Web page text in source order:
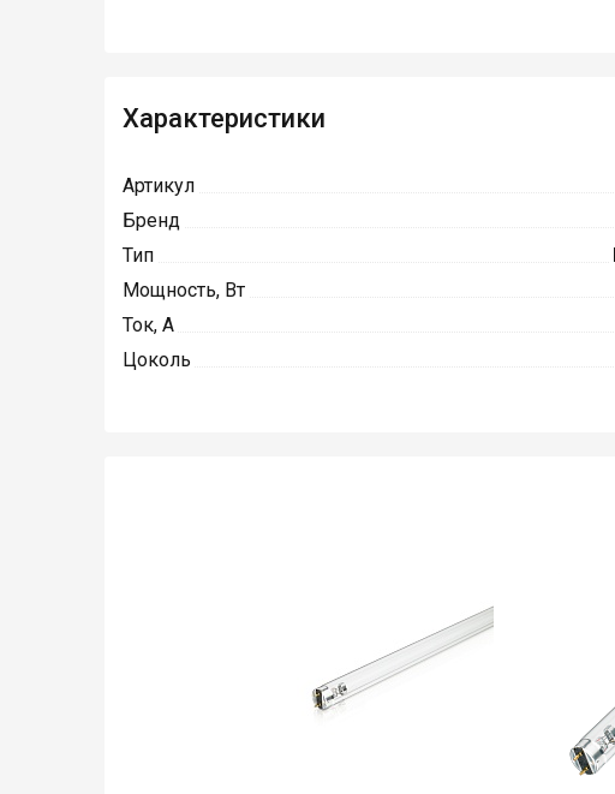
Характеристики
Артикул
Бренд
Тип
Мощность, Вт
Ток, А
Цоколь